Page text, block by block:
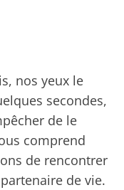
nos yeux le
secondes,
de le
comprend
de rencontrer
de vie.